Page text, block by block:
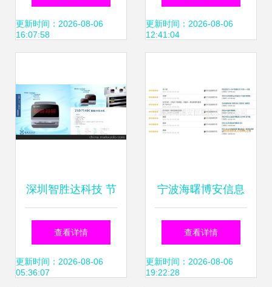
勤的未来之选
更新时间：2026-08-06
16:07:58
系统的实现路径
更新时间：2026-08-06
12:41:04
深圳智胜达科技 节
能环保领域的智能
一体化管控解决方
查看详情
更新时间：2026-08-06
05:36:07
宁波海曙博安信息
技术推出高效耐用
考勤新选择 中控
查看详情
更新时间：2026-08-06
19:22:28